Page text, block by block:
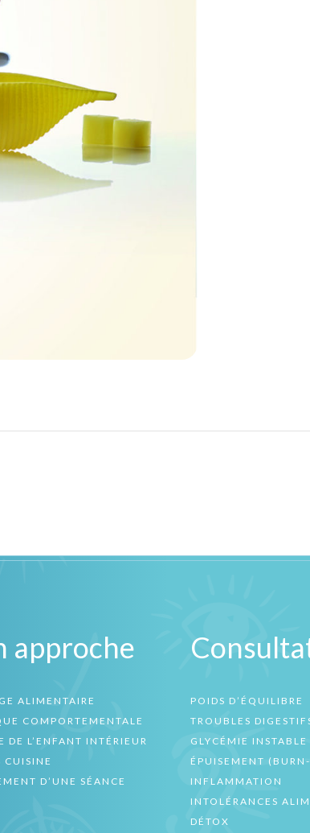
approche
ALIMENTAIRE
COMPORTEMENTALE
DE L’ENFANT INTÉRIEUR
CUISINE
D’UNE SÉANCE
POIDS D’ÉQUILIBRE
TROUBLES
GLYCÉMIE INSTABLE
ÉPUISEMENT
INFLAMMATION
INTOLÉRANCES
DÉTOX